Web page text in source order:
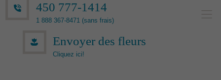
450 777-1414
1 888 367-8471 (sans frais)
Envoyer des fleurs
Cliquez ici!